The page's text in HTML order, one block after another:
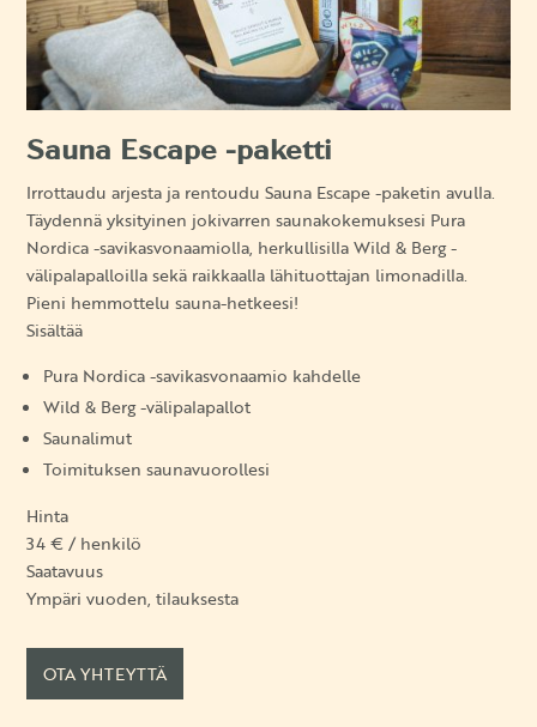
Sauna Escape -paketti
Irrottaudu arjesta ja rentoudu Sauna Escape -paketin avulla.
Täydennä yksityinen jokivarren saunakokemuksesi Pura
Nordica -savikasvonaamiolla, herkullisilla Wild & Berg -
välipalapalloilla sekä raikkaalla lähituottajan limonadilla.
Pieni hemmottelu sauna-hetkeesi!
Sisältää
Pura Nordica -savikasvonaamio kahdelle
Wild & Berg -välipalapallot
Saunalimut
Toimituksen saunavuorollesi
Hinta
34 € / henkilö
Saatavuus
Ympäri vuoden, tilauksesta
OTA YHTEYTTÄ